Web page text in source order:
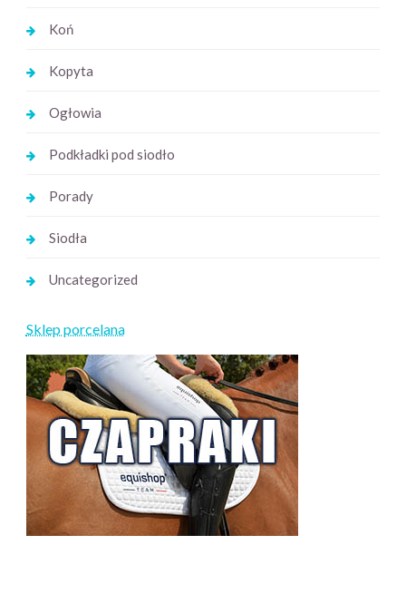
Koń
Kopyta
Ogłowia
Podkładki pod siodło
Porady
Siodła
Uncategorized
Sklep porcelana